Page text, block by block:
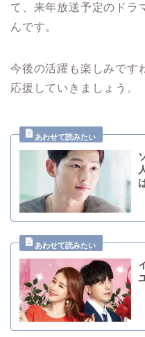
て、来年放送予定のドラ
んです。
今後の活躍も楽しみです
応援していきましょう。